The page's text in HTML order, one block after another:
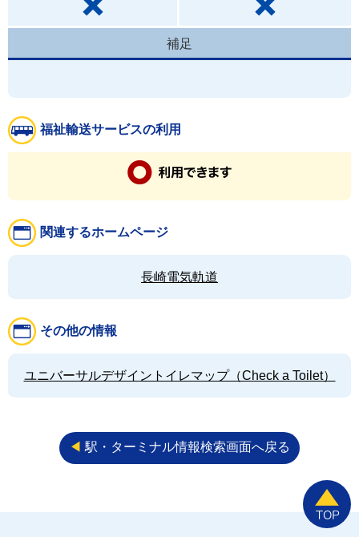
補足
福祉輸送サービスの利用
関連するホームページ
長崎電気軌道
その他の情報
ユニバーサルデザイントイレマップ（Check a Toilet）
◀︎ 駅・ターミナル情報検索画面へ戻る